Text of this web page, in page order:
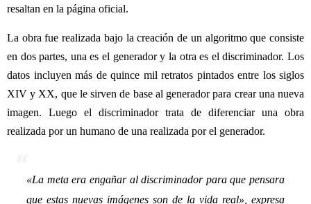
resaltan en la página oficial.
La obra fue realizada bajo la creación de un algoritmo que consiste
en dos partes, una es el generador y la otra es el discriminador. Los
datos incluyen más de quince mil retratos pintados entre los siglos
XIV y XX, que le sirven de base al generador para crear una nueva
imagen. Luego el discriminador trata de diferenciar una obra
realizada por un humano de una realizada por el generador.
«La meta era engañar al discriminador para que pensara
que estas nuevas imágenes son de la vida real»
expresa